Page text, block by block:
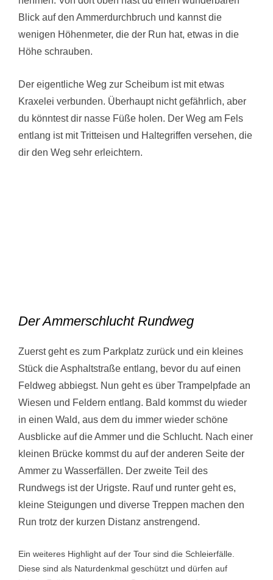
Blick auf den Ammerdurchbruch und kannst die
wenigen Höhenmeter, die der Run hat, etwas in die
Höhe schrauben.
Der eigentliche Weg zur Scheibum ist mit etwas
Kraxelei verbunden. Überhaupt nicht gefährlich, aber
du könntest dir nasse Füße holen. Der Weg am Fels
entlang ist mit Tritteisen und Haltegriffen versehen, die
dir den Weg sehr erleichtern.
Der Ammerschlucht Rundweg
Zuerst geht es zum Parkplatz zurück und ein kleines
Stück die Asphaltstraße entlang, bevor du auf einen
Feldweg abbiegst. Nun geht es über Trampelpfade an
Wiesen und Feldern entlang. Bald kommst du wieder
in einen Wald, aus dem du immer wieder schöne
Ausblicke auf die Ammer und die Schlucht. Nach einer
kleinen Brücke kommst du auf der anderen Seite der
Ammer zu Wasserfällen. Der zweite Teil des
Rundwegs ist der Urigste. Rauf und runter geht es,
kleine Steigungen und diverse Treppen machen den
Run trotz der kurzen Distanz anstrengend.
Ein weiteres Highlight auf der Tour sind die Schleierfälle.
Diese sind als Naturdenkmal geschützt und dürfen auf